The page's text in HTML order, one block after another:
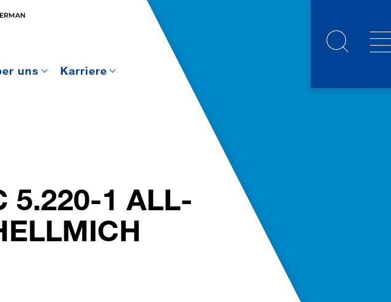
uns Karriere
5.220-1 ALL-